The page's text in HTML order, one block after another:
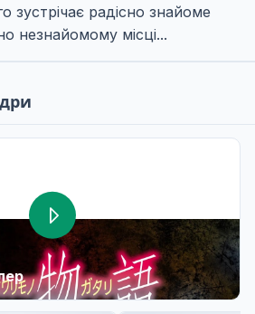
зустрічає радісно знайоме
незнайомому місці...